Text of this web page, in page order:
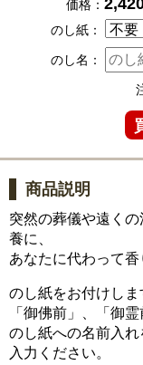
価格：
のし紙：
のし名：
商品説明
突然の葬儀や遠く
養に、
あなたに代わって香
のし紙をお付けしま
「御佛前」、「御
のし紙への名前入
入力ください。